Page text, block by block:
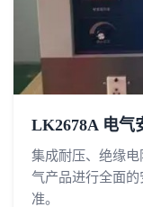
LK2678A 电气
集成耐压、绝缘
气产品进行全面
准。